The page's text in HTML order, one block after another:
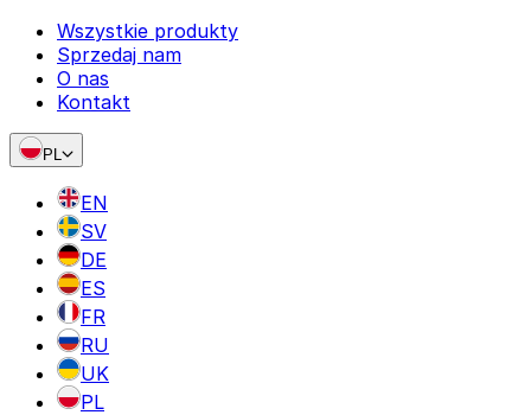
Wszystkie produkty
Sprzedaj nam
O nas
Kontakt
PL
EN
SV
DE
ES
FR
RU
UK
PL